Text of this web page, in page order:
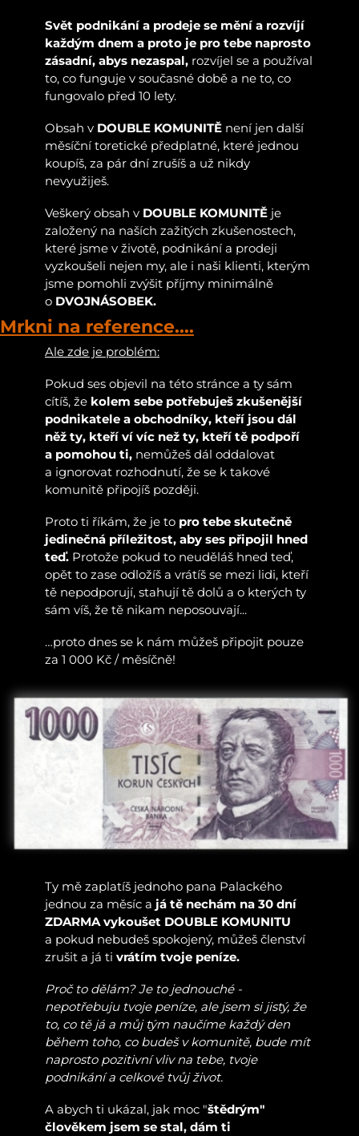
Svět podnikání a prodeje se mění a rozvíjí
každým dnem a proto je pro tebe naprosto
zásadní, abys nezaspal, rozvíjel se a používal
to, co funguje v současné době a ne to, co
fungovalo před 10 lety.
Obsah v DOUBLE KOMUNITĚ není jen další
měsíční toretické předplatné, které jednou
koupíš, za pár dní zrušíš a už nikdy
nevyužiješ.
Veškerý obsah v DOUBLE KOMUNITĚ je
založený na naších zažitých zkušenostech,
které jsme v životě, podnikání a prodeji
vyzkoušeli nejen my, ale i naši klienti, kterým
jsme pomohli zvýšit příjmy minimálně
o DVOJNÁSOBEK.
Mrkni na reference....
Ale zde je problém:
Pokud ses objevil na této stránce a ty sám
cítíš, že kolem sebe potřebuješ zkušenější
podnikatele a obchodníky, kteří jsou dál
něž ty, kteří ví víc než ty, kteří tě podpoří
a pomohou ti, nemůžeš dál oddalovat
a ignorovat rozhodnutí, že se k takové
komunitě připojíš později.
Proto ti říkám, že je to pro tebe skutečně
jedinečná příležitost, aby ses připojil hned
teď. Protože pokud to neuděláš hned teď,
opět to zase odložíš a vrátíš se mezi lidi, kteří
tě nepodporují, stahují tě dolů a o kterých ty
sám víš, že tě nikam neposouvají...
…proto dnes se k nám můžeš připojit pouze
za 1 000 Kč / měsíčně!
Ty mě zaplatíš jednoho pana Palackého
jednou za měsíc a já tě nechám na 30 dní
ZDARMA vykoušet DOUBLE KOMUNITU
a pokud nebudeš spokojený, můžeš členství
zrušit a já ti vrátím tvoje peníze.
Proč to dělám? Je to jednouché -
nepotřebuju tvoje peníze, ale jsem si jistý, že
to, co tě já a můj tým naučíme každý den
během toho, co budeš v komunitě, bude mít
naprosto pozitivní vliv na tebe, tvoje
podnikání a celkové tvůj život.
A abych ti ukázal, jak moc "štědrým"
člověkem jsem se stal, dám ti